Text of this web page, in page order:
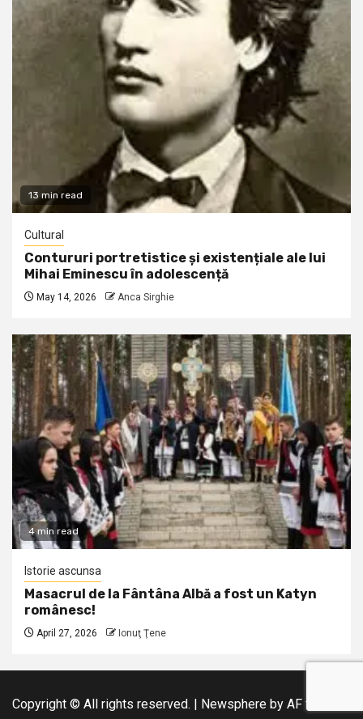
13 min read
Cultural
Contururi portretistice și existențiale ale lui
Mihai Eminescu în adolescență
May 14, 2026 Anca Sirghie
4 min read
Istorie ascunsa
Masacrul de la Fântâna Albă a fost un Katyn
românesc!
April 27, 2026 Ionuţ Ţene
Copyright © All rights reserved. Newsphere by AF themes.